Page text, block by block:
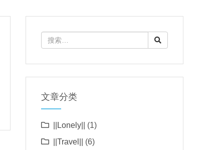
文章分类
||Lonely||
(1)
||Travel||
(6)